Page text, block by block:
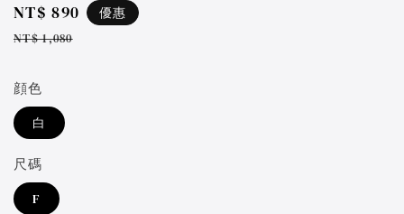
Sale
price
NT$ 890
Regular
NT$ 1,080
優惠
顔色
白
尺碼
F